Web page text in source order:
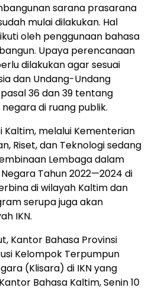
sarana prasarana
mulai dilakukan. Hal
oleh penggunaan bahasa
Upaya perencanaan
dilakukan agar sesuai
dan Undang-Undang
36 dan 39 tentang
di ruang publik.
Kaltim, melalui Kementerian
Riset, dan Teknologi sedang
Lembaga dalam
Tahun 2022—2024 di
di wilayah Kaltim dan
serupa juga akan
IKN.
Kantor Bahasa Provinsi
Kelompok Terpumpun
(Klisara) di IKN yang
Bahasa Kaltim, Senin 10